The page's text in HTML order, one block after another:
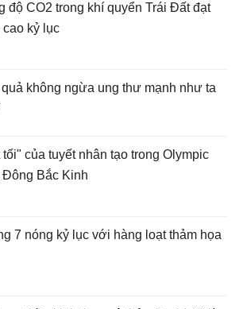
độ CO2 trong khí quyển Trái Đất đạt
cao kỷ lục
quả không ngừa ung thư mạnh như ta
tối" của tuyết nhân tạo trong Olympic
Đông Bắc Kinh
7 nóng kỷ lục với hàng loạt thảm họa